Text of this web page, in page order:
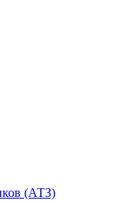
(АТЗ)